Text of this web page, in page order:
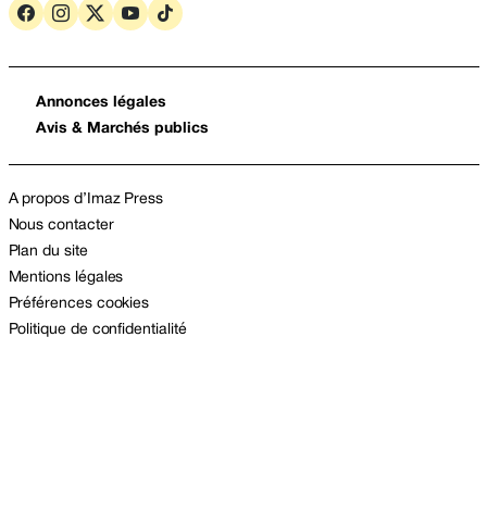
Annonces légales
Avis & Marchés publics
A propos d’Imaz Press
Nous contacter
Plan du site
Mentions légales
Préférences cookies
Politique de confidentialité